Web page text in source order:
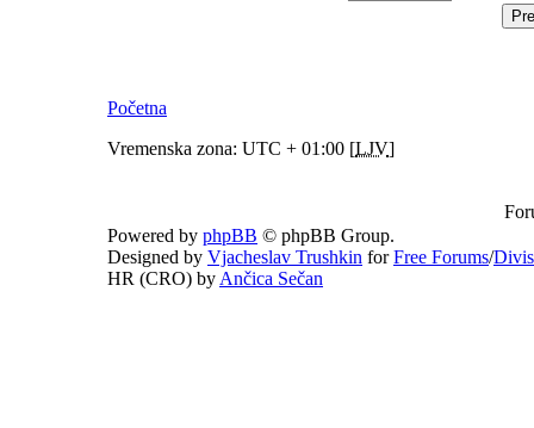
Početna
Vremenska zona: UTC + 01:00 [LJV]
Powered by phpBB © phpBB Group.
Designed by Vjacheslav Trushkin forFree Forums/
HR (CRO) by Ančica Sečan